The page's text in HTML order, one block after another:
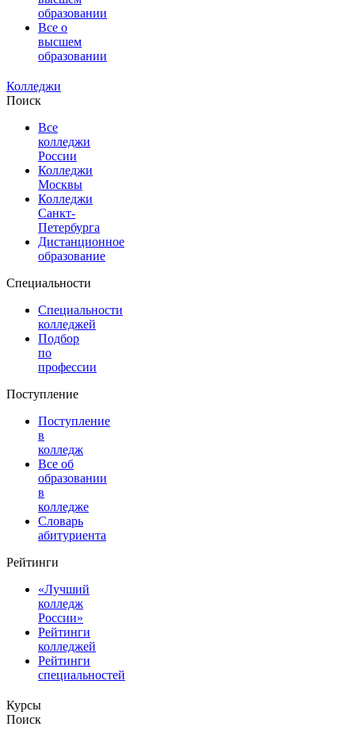
образовании
Все о
высшем
образовании
Колледжи
Поиск
Все
колледжи
России
Колледжи
Москвы
Колледжи
Санкт-
Петербурга
Дистанционное
образование
Специальности
Специальности
колледжей
Подбор
по
профессии
Поступление
Поступление
в
колледж
Все об
образовании
в
колледже
Словарь
абитуриента
Рейтинги
«Лучший
колледж
России»
Рейтинги
колледжей
Рейтинги
специальностей
Курсы
Поиск